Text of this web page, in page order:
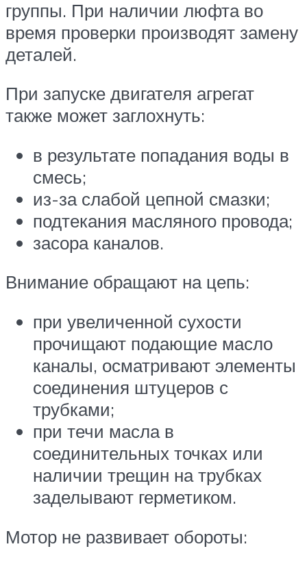
группы. При наличии люфта во
время проверки производят замену
деталей.
При запуске двигателя агрегат
также может заглохнуть:
в результате попадания воды в
смесь;
из-за слабой цепной смазки;
подтекания масляного провода;
засора каналов.
Внимание обращают на цепь:
при увеличенной сухости
прочищают подающие масло
каналы, осматривают элементы
соединения штуцеров с
трубками;
при течи масла в
соединительных точках или
наличии трещин на трубках
заделывают герметиком.
Мотор не развивает обороты: